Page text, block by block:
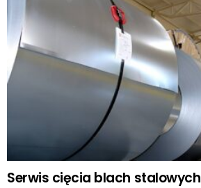
Serwis cięcia blach stalowych